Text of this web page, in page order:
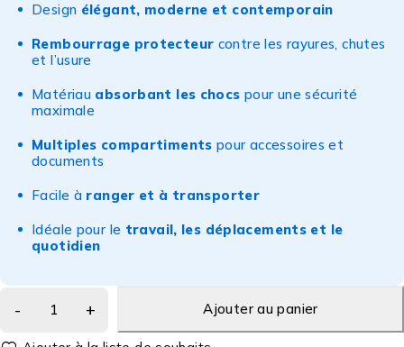
Design élégant, moderne et contemporain
Rembourrage protecteur contre les rayures, chutes
et l’usure
Matériau absorbant les chocs pour une sécurité
maximale
Multiples compartiments pour accessoires et
documents
Facile à ranger et à transporter
Idéale pour le travail, les déplacements et le
quotidien
Ajouter au panier